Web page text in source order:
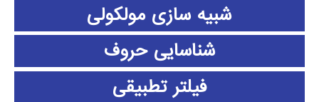
شبیه سازی مولکولی
شناسایی حروف
فیلتر تطبیقی